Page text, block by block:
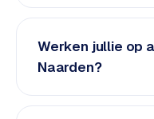
C
n
t
n
Werken jullie op
Naarden?